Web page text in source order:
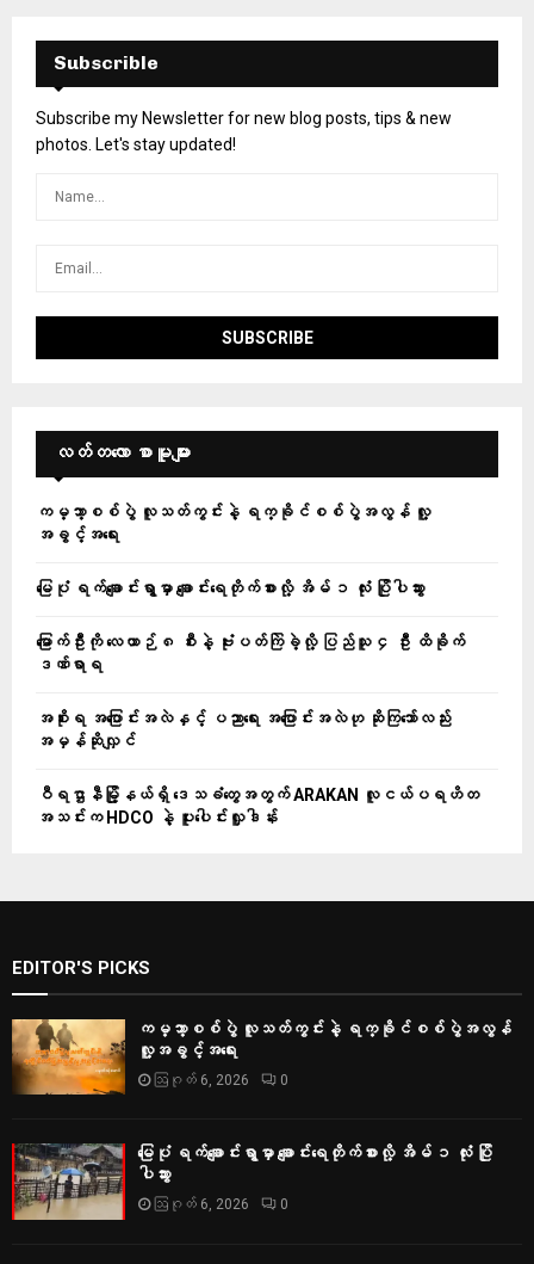
Subscrible
Subscribe my Newsletter for new blog posts, tips & new
photos. Let's stay updated!
လတ်တ‌လော စာမူများ
ကမ္ဘာ့စစ်ပွဲ လူသတ်ကွင်းနဲ့ ရက္ခိုင်စစ်ပွဲအလွန် လူ့
အခွင့်အရေး
မြေပုံ ရက်ချောင်းရွာမှာ ချောင်းရေတိုက်စားလို့ အိမ် ၁ လုံး ပြိုပါသွား
မြောက်ဦးကို လေယာဉ် ၈ စီးနဲ့ ဗုံးပတ်ကြဲခဲ့လို့ ပြည်သူ ၄ ဦး ထိခိုက်
ဒဏ်ရာရ
အစိုးရ အပြောင်းအလဲနှင့် ပညာရေး အပြောင်းအလဲဟု ဆိုကြသော်လည်း
အမှန်ဆိုလျှင်
ဝီရဌာနီမြို့နယ်ရှိ‌ ဒေသခံတွေအတွက် ARAKAN လူငယ်ပရဟိတ
အသင်းက HDCO နဲ့ ပူးပေါင်းလှူဒါန်း
EDITOR'S PICKS
ကမ္ဘာ့စစ်ပွဲ လူသတ်ကွင်းနဲ့ ရက္ခိုင်စစ်ပွဲအလွန်
လူ့အခွင့်အရေး
ဩဂုတ် 6, 2026 0
မြေပုံ ရက်ချောင်းရွာမှာ ချောင်းရေတိုက်စားလို့ အိမ် ၁ လုံး ပြို
ပါသွား
ဩဂုတ် 6, 2026 0